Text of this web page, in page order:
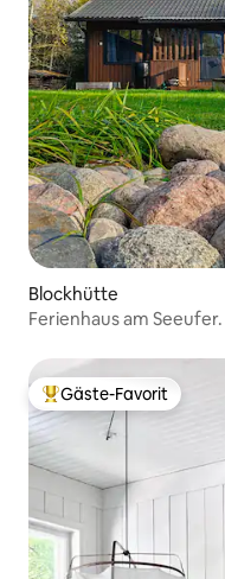
Blockhütte
Ferienhaus am
Beliebter Gäste-Favorit.
Gäste-Favorit